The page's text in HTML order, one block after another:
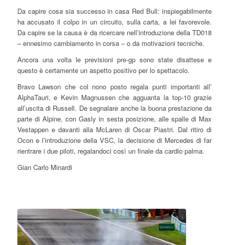
Da capire cosa sia successo in casa Red Bull: inspiegabilmente
ha accusato il colpo in un circuito, sulla carta, a lei favorevole.
Da capire se la causa è da ricercare nell’introduzione della TD018
– ennesimo cambiamento in corsa – o da motivazioni tecniche.
Ancora una volta le previsioni pre-gp sono state disattese e
questo è certamente un aspetto positivo per lo spettacolo.
Bravo Lawson che col nono posto regala punti importanti all’
AlphaTauri, e Kevin Magnussen che agguanta la top-10 grazie
all’uscita di Russell. De segnalare anche la buona prestazione da
parte di Alpine, con Gasly in sesta posizione, alle spalle di Max
Vestappen e davanti alla McLaren di Oscar Piastri. Dal ritiro di
Ocon e l’introduzione della VSC, la decisione di Mercedes di far
rientrare i due piloti, regalandoci così un finale da cardio palma.
Gian Carlo Minardi